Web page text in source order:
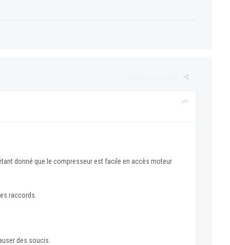
donné que le compresseur est facile en accès moteur
raccords.
des soucis.